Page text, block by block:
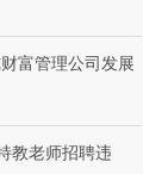
富管理公司发展
教老师招聘违